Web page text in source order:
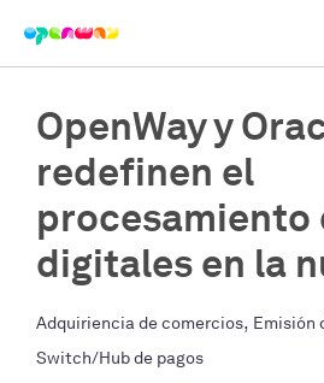
navegación principal
OpenWay y
redefinen el
procesamiento
digitales en la
Adquiriencia de comercios, Emisión
Switch/Hub de pagos